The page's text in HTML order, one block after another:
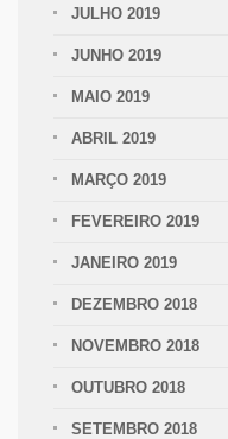
JULHO 2019
JUNHO 2019
MAIO 2019
ABRIL 2019
MARÇO 2019
FEVEREIRO 2019
JANEIRO 2019
DEZEMBRO 2018
NOVEMBRO 2018
OUTUBRO 2018
SETEMBRO 2018